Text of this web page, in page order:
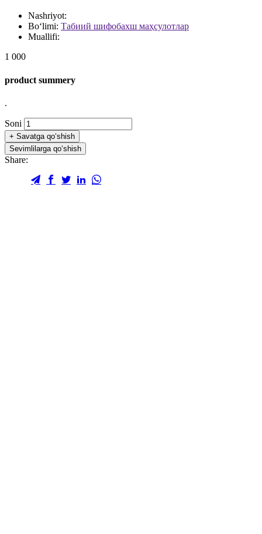
Nashriyot:
Bo‘limi: Табиий шифобахш маҳсулотлар
Muallifi:
1 000
product summery
.
Soni
+ Savatga qo‘shish
Sevimlilarga qo‘shish
Share: